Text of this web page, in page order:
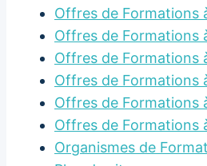
Offres de Formations
Offres de Formations
Offres de Formations
Offres de Formations
Offres de Formations
Offres de Formations
Organismes de